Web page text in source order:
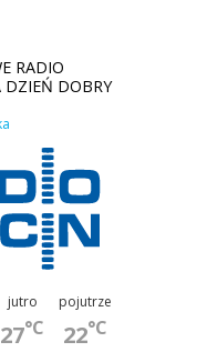
RADIO
DZIEŃ DOBRY
jutro
27°C
pojutrze
22°C